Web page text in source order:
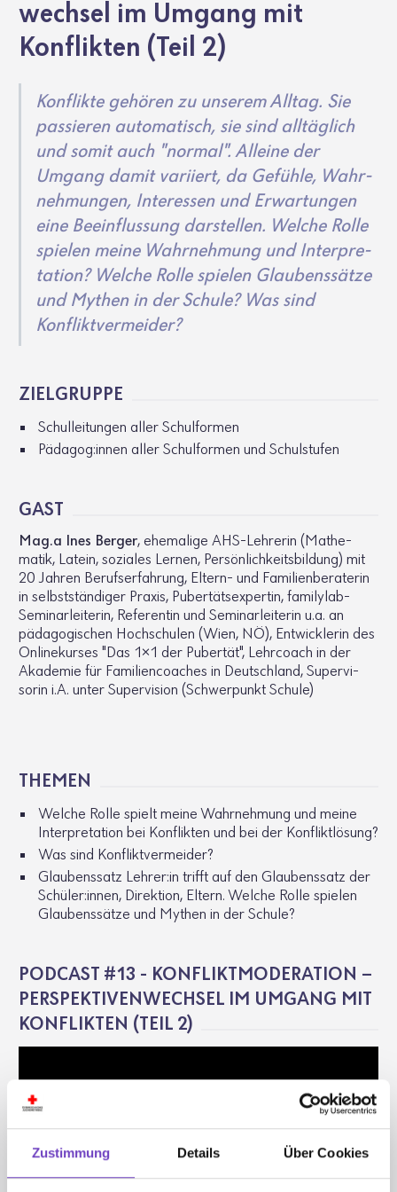
Zustimmung Details Über Cookies
wechsel im Umgang mit
Konflikten (Teil 2)
Konflikte gehören zu unserem Alltag. Sie
passieren auto­ma­tisch, sie sind alltäg­lich
und somit auch "normal". Alleine der
Umgang damit vari­iert, da Gefühle, Wahr­
neh­mungen, Inter­essen und Erwar­tungen
eine Beein­flus­sung darstellen. Welche Rolle
spielen meine Wahr­neh­mung und Inter­pre­
ta­tion? Welche Rolle spielen Glau­bens­sätze
und Mythen in der Schule? Was sind
Konflikt­ver­meider?
ZIEL­GRUPPE
Schul­lei­tungen aller Schul­formen
Pädagog:innen aller Schul­formen und Schul­stufen
GAST
Mag.a Ines Berger, ehema­lige AHS-Lehrerin (Mathe­
matik, Latein, soziales Lernen, Persön­lich­keits­bil­dung) mit
20 Jahren Berufs­er­fah­rung, Eltern- und Fami­li­en­be­ra­terin
in selbst­stän­diger Praxis, Puber­täts­ex­pertin, fami­lylab-
Semi­nar­lei­terin, Refe­rentin und Semi­nar­lei­terin u.a. an
pädago­gi­schen Hoch­schulen (Wien, NÖ), Entwick­lerin des
Online­kurses "Das 1x1 der Pubertät", Lehr­coach in der
Akademie für Fami­li­en­coa­ches in Deutsch­land, Super­vi­
sorin i.A. unter Super­vi­sion (Schwer­punkt Schule)
THEMEN
Welche Rolle spielt meine Wahr­neh­mung und meine
Inter­pre­ta­tion bei Konflikten und bei der Konflikt­lö­sung?
Was sind Konflikt­ver­meider?
Glau­bens­satz Lehrer:in trifft auf den Glau­bens­satz der
Schüler:innen, Direk­tion, Eltern. Welche Rolle spielen
Glau­bens­sätze und Mythen in der Schule?
PODCAST #13 - KONFLIKTMODERATION –
PERSPEKTIVENWECHSEL IM UMGANG MIT
KONFLIKTEN (TEIL 2)